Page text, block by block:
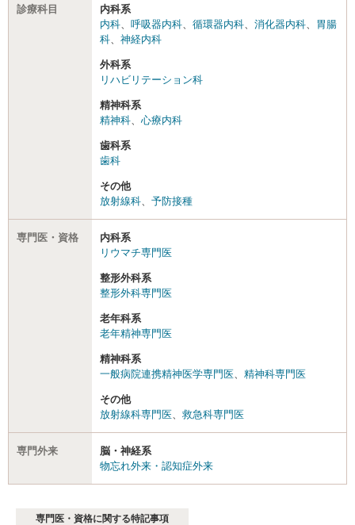
診療科目
内科系
内科
呼吸器内科 循環器内科 消化器内科
胃腸
科
神経内科
外科系
リハビリテーション科
精神科系
精神科
心療内科
歯科系
歯科
その他
放射線科
予防接種
専門医・資格
内科系
リウマチ専門医
整形外科系
整形外科専門医
老年科系
老年精神専門医
精神科系
一般病院連携精神医学専門医
精神科専門医
その他
放射線科専門医
救急科専門医
専門外来
脳・神経系
物忘れ外来・認知症外来
専門医・資格に関する特記事項